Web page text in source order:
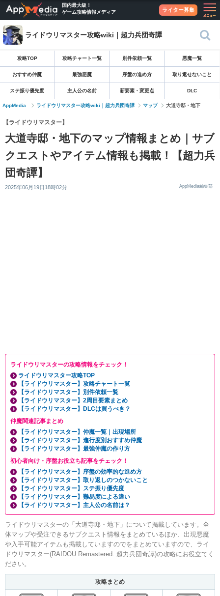
国内最大級！
ゲーム攻略情報メディア
ライター募集
ライドウリマスター攻略wiki｜超力兵団奇譚
攻略TOP 攻略チャート一覧 別件依頼一覧 悪魔一覧
おすすめ仲魔 最強悪魔 序盤の進め方 取り返せないこと
ステ振り優先度 主人公の名前 新要素・変更点 DLC
AppMedia ライドウリマスター攻略wiki｜超力兵団奇譚 マップ 大道寺邸・地下
【ライドウリマスター】
大道寺邸・地下のマップ情報まとめ｜サブ
クエストやアイテム情報も掲載！【超力兵
団奇譚】
2025年06月19日18時02分 AppMedia編集部
ライドウリマスターの攻略情報をチェック！
ライドウリマスター攻略TOP
【ライドウリマスター】攻略チャート一覧
【ライドウリマスター】別件依頼一覧
【ライドウリマスター】2周目要素まとめ
【ライドウリマスター】DLCは買うべき？
仲魔関連記事まとめ
【ライドウリマスター】仲魔一覧｜出現場所
【ライドウリマスター】進行度別おすすめ仲魔
【ライドウリマスター】最強仲魔の作り方
初心者向け・序盤お役立ち記事をチェック！
【ライドウリマスター】序盤の効率的な進め方
【ライドウリマスター】取り返しのつかないこと
【ライドウリマスター】ステ振り優先度
【ライドウリマスター】難易度による違い
【ライドウリマスター】主人公の名前は？
ライドウリマスターの「大道寺邸・地下」について掲載しています。全
体マップや受注できるサブクエスト情報をまとめているほか、出現悪魔
や入手可能アイテムも掲載していますのでをまとめていますので、ライ
ドウリマスター(RAIDOU Remastered: 超力兵団奇譚)の攻略にお役立てく
ださい。
攻略まとめ